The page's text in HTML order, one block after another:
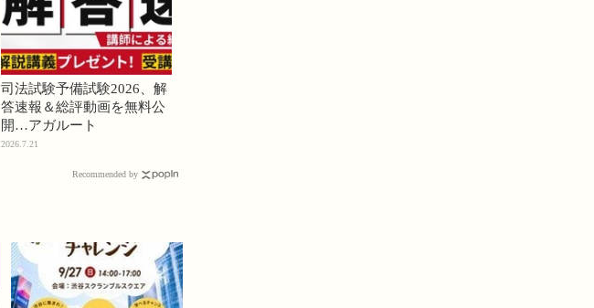
司法試験予備試験2026、解
答速報＆総評動画を無料公
開…アガルート
2026.7.21
Recommended by